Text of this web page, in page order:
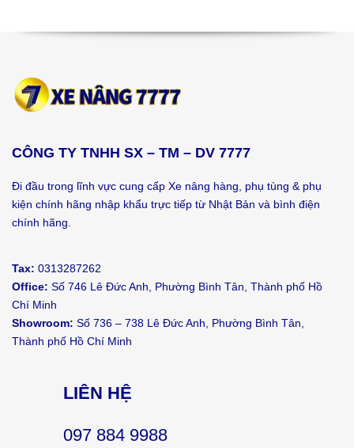
CÔNG TY TNHH SX – TM – DV 7777
Đi đầu trong lĩnh vực cung cấp Xe nâng hàng, phụ tùng & phụ
kiện chính hãng nhập khẩu trực tiếp từ Nhật Bản và bình điện
chính hãng.
Tax: 0313287262
Office: Số 746 Lê Đức Anh, Phường Bình Tân, Thành phố Hồ
Chí Minh
Showroom: Số 736 – 738 Lê Đức Anh, Phường Bình Tân,
Thành phố Hồ Chí Minh
LIÊN HỆ
097 884 9988